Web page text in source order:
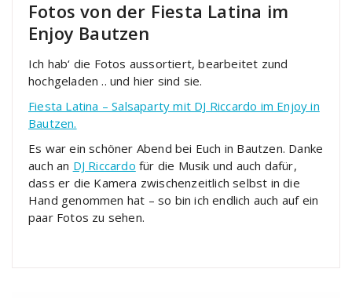
Fotos von der Fiesta Latina im
Enjoy Bautzen
Ich hab‘ die Fotos aussortiert, bearbeitet zund
hochgeladen .. und hier sind sie.
Fiesta Latina – Salsaparty mit DJ Riccardo im Enjoy in
Bautzen.
Es war ein schöner Abend bei Euch in Bautzen. Danke
auch an DJ Riccardo für die Musik und auch dafür,
dass er die Kamera zwischenzeitlich selbst in die
Hand genommen hat – so bin ich endlich auch auf ein
paar Fotos zu sehen.